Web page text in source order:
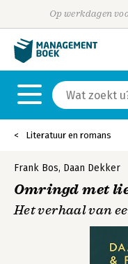
Op werkdagen
Literatuur en romans
Frank Bos, Daan Dekker
Omringd met
Het verhaal van